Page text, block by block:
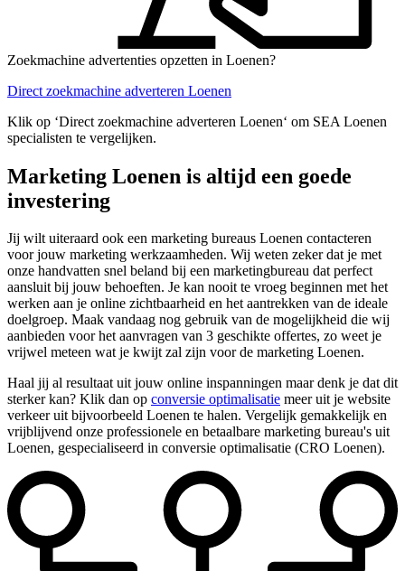
Zoekmachine advertenties opzetten in Loenen?
Direct zoekmachine adverteren Loenen
Klik op ‘Direct zoekmachine adverteren Loenen‘ om SEA Loenen
specialisten te vergelijken.
Marketing Loenen is altijd een goede
investering
Jij wilt uiteraard ook een marketing bureaus Loenen contacteren
voor jouw marketing werkzaamheden. Wij weten zeker dat je met
onze handvatten snel beland bij een marketingbureau dat perfect
aansluit bij jouw behoeften. Je kan nooit te vroeg beginnen met het
werken aan je online zichtbaarheid en het aantrekken van de ideale
doelgroep. Maak vandaag nog gebruik van de mogelijkheid die wij
aanbieden voor het aanvragen van 3 geschikte offertes, zo weet je
vrijwel meteen wat je kwijt zal zijn voor de marketing Loenen.
Haal jij al resultaat uit jouw online inspanningen maar denk je dat dit
sterker kan? Klik dan op conversie optimalisatie meer uit je website
verkeer uit bijvoorbeeld Loenen te halen. Vergelijk gemakkelijk en
vrijblijvend onze professionele en betaalbare marketing bureau's uit
Loenen, gespecialiseerd in conversie optimalisatie (CRO Loenen).